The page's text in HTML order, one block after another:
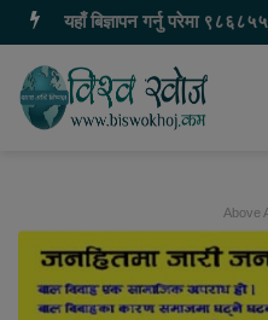
यहाँ बिज्ञापन गर्नु परेमा
Above